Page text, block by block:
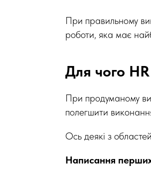
При правильному
роботи, яка має
Для чого
При продуманому
полегшити
Ось деякі з
Написання